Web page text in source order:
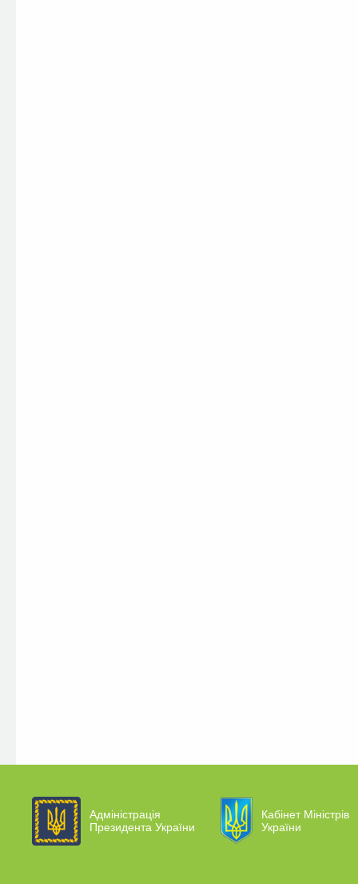
Адміністрація
Президента України
Кабінет Міністрів
України